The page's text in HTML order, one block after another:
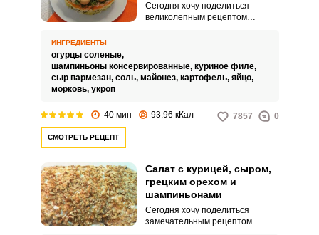
Сегодня хочу поделиться
великолепным рецептом
подойдет в качестве закуски на
праздничный стол или на
ИНГРЕДИЕНТЫ
огурцы соленые,
шампиньоны консервированные, куриное филе,
сыр пармезан, соль, майонез, картофель, яйцо,
морковь, укроп
40 мин 93.96 кКал 7857 0
СМОТРЕТЬ РЕЦЕПТ
Салат с курицей, сыром,
грецким орехом и
шампиньонами
Сегодня хочу поделиться
замечательным рецептом